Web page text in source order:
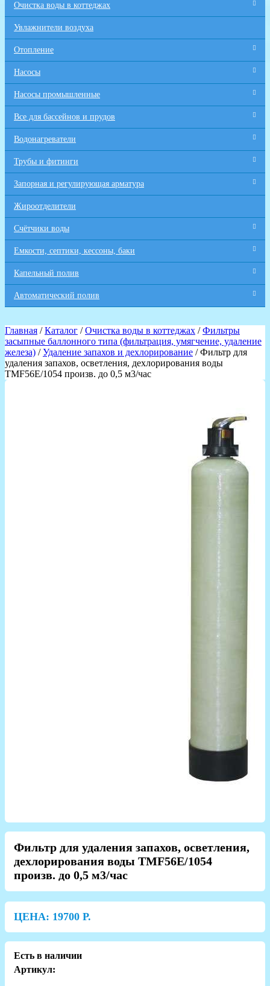
Очистка воды в коттеджах
Увлажнители воздуха
Отопление
Насосы
Насосы промышленные
Все для бaссейнов и прудов
Водонагреватели
Трубы и фитинги
Запорная и регулирующая арматура
Жироотделители
Счётчики воды
Емкости, септики, кессоны, баки
Капельный полив
Автоматический полив
Главная /Каталог /Очистка воды в коттеджах /Фильтры
засыпные баллонного типа (фильтрация, умягчение, удаление
железа) /Удаление запахов и дехлорирование / Фильтр для
удаления запахов, осветления, дехлорирования воды
TMF56E/1054 произв. до 0,5 м3/час
Фильтр для удаления запахов, осветления,
дехлорирования воды TMF56E/1054
произв. до 0,5 м3/час
ЦЕНА: 19700 Р.
Есть в наличии
Артикул: